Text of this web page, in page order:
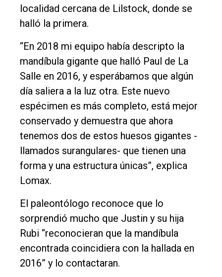
localidad cercana de Lilstock, donde se
halló la primera.
“En 2018 mi equipo había descripto la
mandíbula gigante que halló Paul de La
Salle en 2016, y esperábamos que algún
día saliera a la luz otra. Este nuevo
espécimen es más completo, está mejor
conservado y demuestra que ahora
tenemos dos de estos huesos gigantes -
llamados surangulares- que tienen una
forma y una estructura únicas”, explica
Lomax.
El paleontólogo reconoce que lo
sorprendió mucho que Justin y su hija
Rubi “reconocieran que la mandíbula
encontrada coincidiera con la hallada en
2016” y lo contactaran.